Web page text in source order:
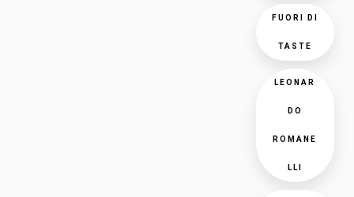
FUORI DI
TASTE
LEONAR
DO
ROMANE
LLI